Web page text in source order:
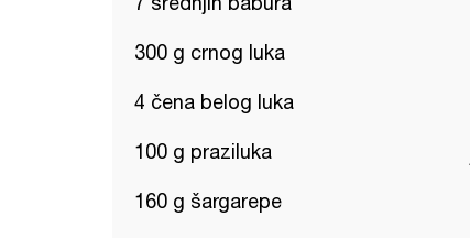
300 g crnog luka
4 čena belog luka
100 g praziluka
160 g šargarepe